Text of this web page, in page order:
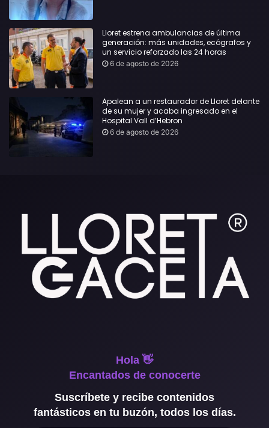
Lloret estrena ambulancias de última
generación: más unidades, ecógrafos y
un servicio reforzado las 24 horas
6 de agosto de 2026
Apalean a un restaurador de Lloret delante
de su mujer y acaba ingresado en el
Hospital Vall d’Hebron
6 de agosto de 2026
Hola 👋
Encantados de conocerte
Suscríbete y recibe contenidos
fantásticos en tu buzón, todos los días.